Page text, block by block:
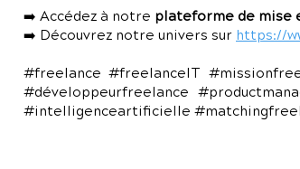
➡️ Accédez à notre plateforme de mise
➡️ Découvrez notre univers sur https://
#freelance #freelanceIT
#développeurfreelance
#intelligenceartificielle